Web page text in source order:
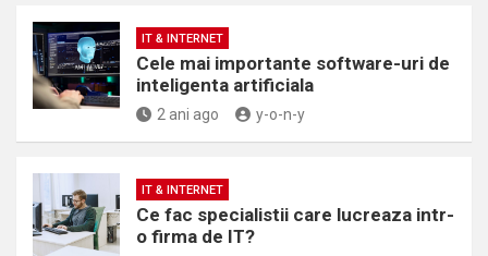
IT & INTERNET
Cele mai importante software-uri de
inteligenta artificiala
2 ani ago y-o-n-y
IT & INTERNET
Ce fac specialistii care lucreaza intr-
o firma de IT?